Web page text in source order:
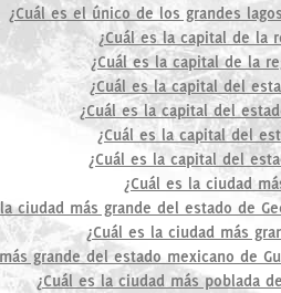
¿Cuál es el único de los grandes
¿Cuál es la capital de la
¿Cuál es la capital de la
¿Cuál es la capital del
¿Cuál es la capital del
¿Cuál es la capital del
¿Cuál es la capital del
¿Cuál es la ciudad
ciudad más grande del estado de
¿Cuál es la ciudad más
grande del estado mexicano de
¿Cuál es la ciudad más poblada